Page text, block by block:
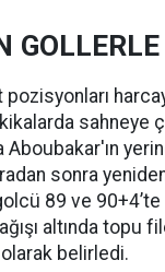
pozisyonları
sahneye
sonra
89 ve 90+4’te
altında topu
belirledi.